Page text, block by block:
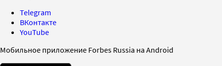
Telegram
ВКонтакте
YouTube
Мобильное приложение Forbes Russia на Android